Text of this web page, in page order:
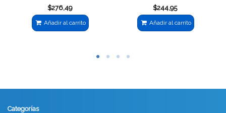
$276,49
Añadir al carrito
$244,95
Añadir al carrito
Categorías